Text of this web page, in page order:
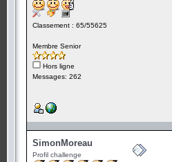
Classement : 65/55625
Membre Senior
Hors ligne
Messages: 262
SimonMoreau
Profil challenge